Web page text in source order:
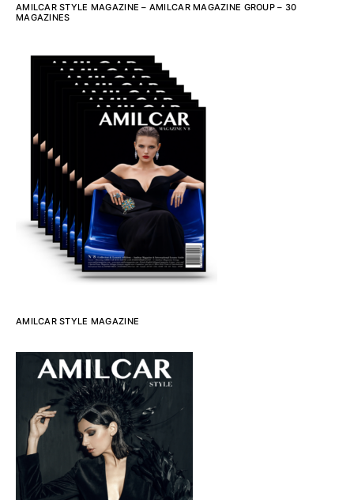
AMILCAR STYLE MAGAZINE – AMILCAR MAGAZINE GROUP – 30
MAGAZINES
AMILCAR STYLE MAGAZINE